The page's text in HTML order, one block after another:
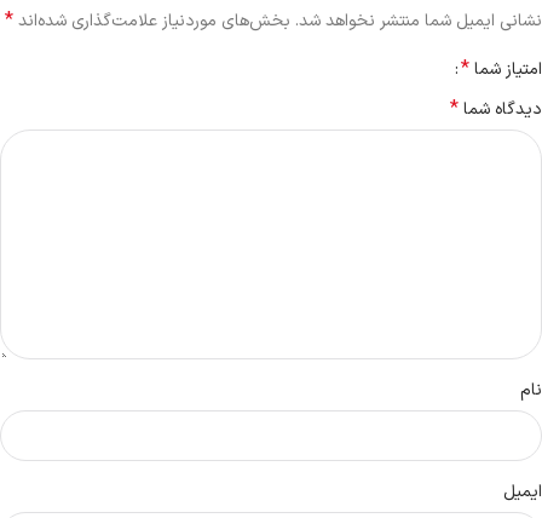
نشانی ایمیل شما منتشر نخواهد شد. بخش‌های موردنیاز علامت‌گذاری شده‌اند*
امتیاز شما*
دیدگاه شما*
نام
ایمیل